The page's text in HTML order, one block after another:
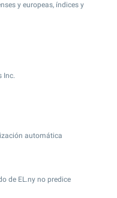
y europeas, índices y
Inc.
automática
de EL.ny no predice